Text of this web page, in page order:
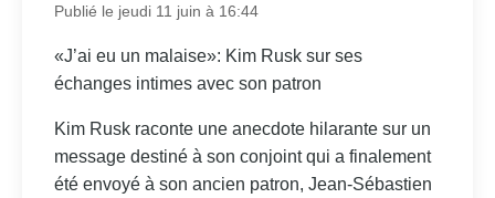
Publié le jeudi 11 juin à 16:44
«J’ai eu un malaise»: Kim Rusk sur ses
échanges intimes avec son patron
Kim Rusk raconte une anecdote hilarante sur un
message destiné à son conjoint qui a finalement
été envoyé à son ancien patron, Jean-Sébastien